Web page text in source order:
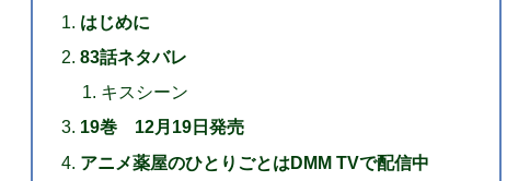
はじめに
83話ネタバレ
キスシーン
19巻 12月19日発売
アニメ薬屋のひとりごとはDMM TVで配信中